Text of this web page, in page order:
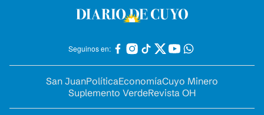
Seguinos en:
San JuanPolíticaEconomíaCuyo Minero
Suplemento VerdeRevista OH